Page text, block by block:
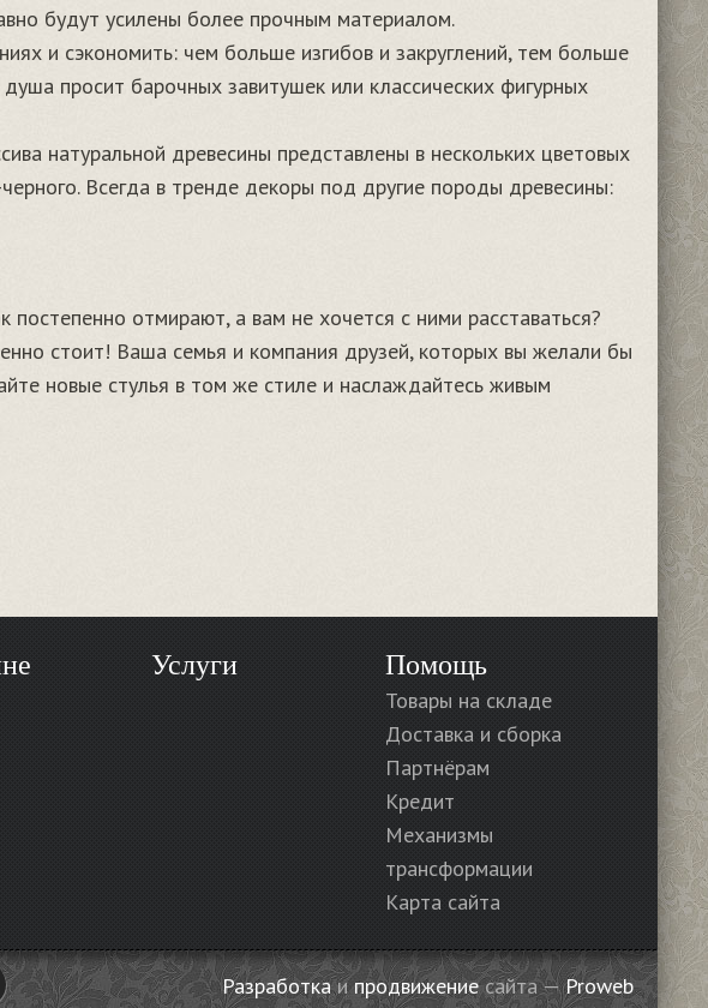
будут усилены более прочным материалом.
и сэкономить: чем больше изгибов и закруглений, тем больше
просит барочных завитушек или классических фигурных
натуральной древесины представлены в нескольких цветовых
Всегда в тренде декоры под другие породы древесины:
отмирают, а вам не хочется с ними расставаться?
стоит! Ваша семья и компания друзей, которых вы желали бы
новые стулья в том же стиле и наслаждайтесь живым
Услуги Помощь
Товары на складе
Доставка и сборка
Партнёрам
Кредит
Механизмы
трансформации
Карта сайта
Разработкаипродвижениесайта —Proweb